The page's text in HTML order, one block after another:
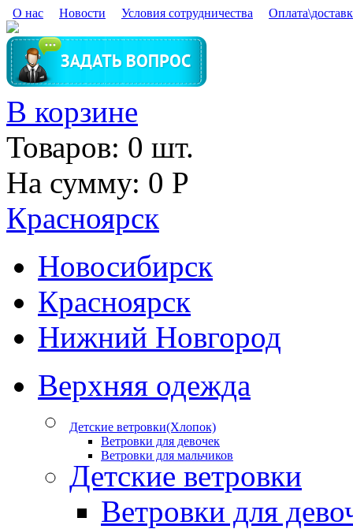
Skip to main content
О нас Новости Условия сотрудничества
В корзине
Товаров: 0 шт.
На сумму: 0 Р
Красноярск
Новосибирск
Красноярск
Нижний Новгород
Верхняя одежда
Детские ветровки(Хлопок)
Ветровки для девочек
Ветровки для мальчиков
Детские ветровки
Ветровки для